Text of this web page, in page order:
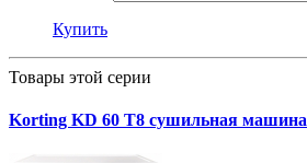
Купить
Товары этой серии
Korting KD 60 T8 сушильная машина